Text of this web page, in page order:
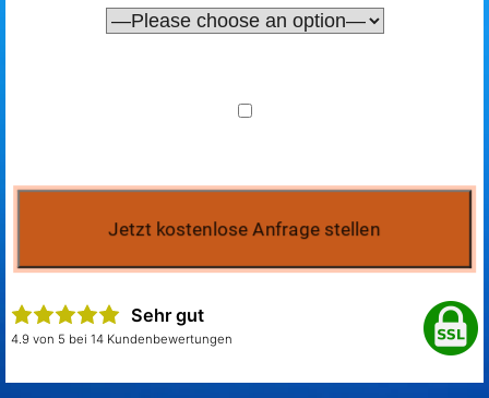
Sehr gut
4.9 von 5 bei 14 Kundenbewertungen